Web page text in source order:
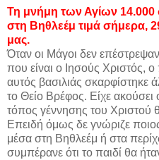
Τη μνήμη των Αγίων
στη Βηθλεέμ τιμά σήμερα,
μας.
Όταν οι Μάγοι δεν
που είναι ο Ιησούς Χριστός,
αυτός βασιλιάς σκαρφίστηκε
το Θείο Βρέφος. Είχε ακούσει
τόπος γέννησης του Χριστού
Επειδή όμως δε γνώριζε
μέσα στη Βηθλεέμ ή στα
συμπέρανε ότι το παιδί θα